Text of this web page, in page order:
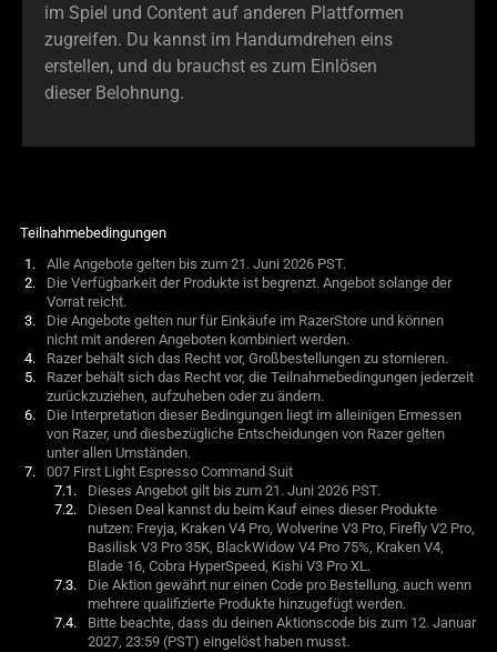
im Spiel und Content auf anderen Plattformen
zugreifen. Du kannst im Handumdrehen eins
erstellen, und du brauchst es zum Einlösen
dieser Belohnung.
Teilnahmebedingungen
Alle Angebote gelten bis zum 21. Juni 2026 PST.
Die Verfügbarkeit der Produkte ist begrenzt. Angebot solange der
Vorrat reicht.
Die Angebote gelten nur für Einkäufe im RazerStore und können
nicht mit anderen Angeboten kombiniert werden.
Razer behält sich das Recht vor, Großbestellungen zu stornieren.
Razer behält sich das Recht vor, die Teilnahmebedingungen jederzeit
zurückzuziehen, aufzuheben oder zu ändern.
Die Interpretation dieser Bedingungen liegt im alleinigen Ermessen
von Razer, und diesbezügliche Entscheidungen von Razer gelten
unter allen Umständen.
007 First Light Espresso Command Suit
Dieses Angebot gilt bis zum 21. Juni 2026 PST.
Diesen Deal kannst du beim Kauf eines dieser Produkte
nutzen: Freyja, Kraken V4 Pro, Wolverine V3 Pro, Firefly V2 Pro,
Basilisk V3 Pro 35K, BlackWidow V4 Pro 75%, Kraken V4,
Blade 16, Cobra HyperSpeed, Kishi V3 Pro XL.
Die Aktion gewährt nur einen Code pro Bestellung, auch wenn
mehrere qualifizierte Produkte hinzugefügt werden.
Bitte beachte, dass du deinen Aktionscode bis zum 12. Januar
2027, 23:59 (PST) eingelöst haben musst.